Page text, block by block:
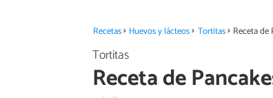
Recetas Huevos y lácteos Tortitas Receta de
Tortitas
Receta de